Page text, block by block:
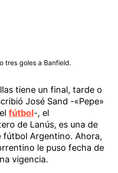
tres goles a Banfield.
tiene un final, tarde o
José Sand -«Pepe»
fútbol-, el
de Lanús, es una de
fútbol Argentino. Ahora,
le puso fecha de
vigencia.